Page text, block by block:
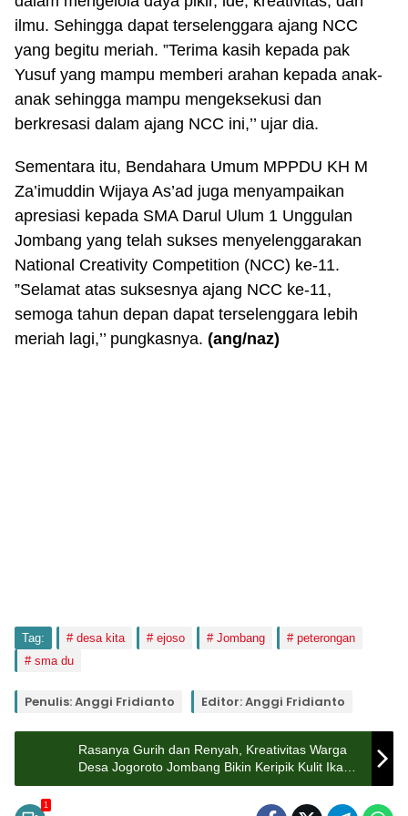
ilmu. Sehingga dapat terselenggara ajang NCC
yang begitu meriah. ”Terima kasih kepada pak
Yusuf yang mampu memberi arahan kepada anak-
anak sehingga mampu mengeksekusi dan
berkresasi dalam ajang NCC ini,’’ ujar dia.
Sementara itu, Bendahara Umum MPPDU KH M
Za’imuddin Wijaya As’ad juga menyampaikan
apresiasi kepada SMA Darul Ulum 1 Unggulan
Jombang yang telah sukses menyelenggarakan
National Creativity Competition (NCC) ke-11.
”Selamat atas suksesnya ajang NCC ke-11,
semoga tahun depan dapat terselenggara lebih
meriah lagi,’’ pungkasnya. (ang/naz)
Tag: desa kita ejoso Jombang
peterongan
sma du
Penulis: Anggi Fridianto Editor: Anggi Fridianto
Rasanya Gurih dan Renyah, Kreativitas Warga
Desa Jogoroto Jombang Bikin Keripik Kulit Ikan
Patin
1